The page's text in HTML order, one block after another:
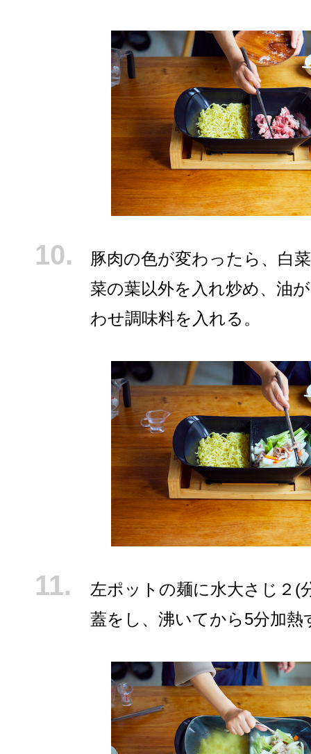
豚肉の色が変わったら、白
菜の葉以外を入れ炒め、油
わせ調味料を入れる。
左ポットの麺に水大さじ２(
蓋をし、沸いてから5分加熱